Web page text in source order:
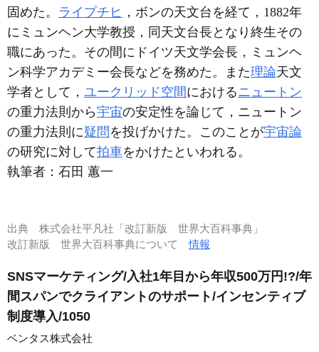
固めた。 ライプチヒ ，ボンの天文台を経て，1882年
にミュンヘン大学教授，同天文台長となり終生その
職にあった。その間にドイツ天文学会長，ミュンヘ
ン科学アカデミー会長などを務めた。また理論天文
学者として， ユークリッド空間におけるニュートン
の重力法則から宇宙の安定性を論じて，ニュートン
の重力法則に疑問 を投げかけた。このことが宇宙論
の研究に対して拍車をかけたといわれる。
執筆者： 石田 蕙一
出典 株式会社平凡社「改訂新版 世界大百科事典」
改訂新版 世界大百科事典について情報
SNSマーケティング/入社1年目から年収500万円!?/年
間スパンでクライアントのサポート/インセンティブ
制度導入/1050
ベンタス株式会社